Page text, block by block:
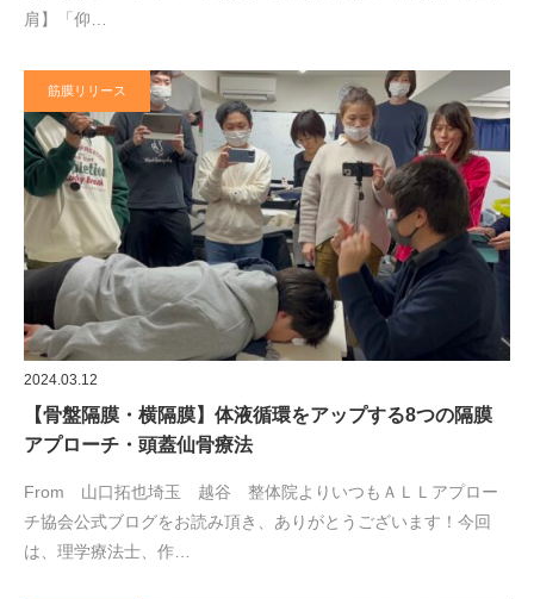
肩】「仰…
筋膜リリース
2024.03.12
【骨盤隔膜・横隔膜】体液循環をアップする8つの隔膜
アプローチ・頭蓋仙骨療法
From 山口拓也埼玉 越谷 整体院よりいつもＡＬＬアプロー
チ協会公式ブログをお読み頂き、ありがとうございます！今回
は、理学療法士、作…